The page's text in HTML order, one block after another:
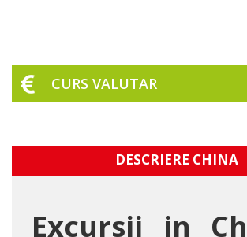
CURS VALUTAR
DESCRIERE CHINA
Excursii in